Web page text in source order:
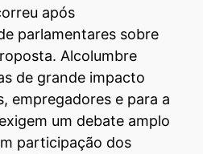
após
parlamentares sobre
Alcolumbre
de grande impacto
empregadores e para a
um debate amplo
participação dos